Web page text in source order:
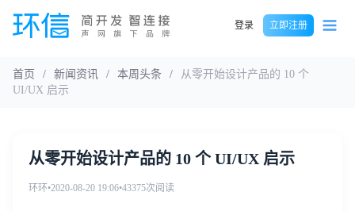
登录 立即注册
首页 / 新闻资讯 / 本周头条 /
从零开始设计产品的 10 个
UI/UX 启示
从零开始设计产品的 10 个 UI/UX 启示
环环•2020-08-20 19:06•43375次阅读